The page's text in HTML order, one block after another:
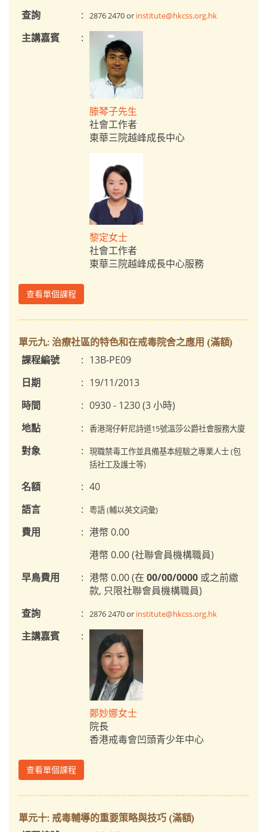
查詢
: 2876 2470 or institute@hkcss.org.hk
主講嘉賓 :
滕琴子先生
社會工作者
東華三院越峰成長中心
黎定女士
社會工作者
東華三院越峰成長中心服務
查看單個課程
單元九: 治療社區的特色和在戒毒院舍之應用 (滿額)
課程編號 : 13B-PE09
日期
: 19/11/2013
時間
: 0930 - 1230 (3 小時)
地點
: 香港灣仔軒尼詩道15號溫莎公爵社會服務大廈
對象 :
現職禁毒工作並具備基本經驗之專業人士 (包
括社工及護士等)
名額 : 40
語言
: 粵語 (輔以英文詞彙)
費用 : 港幣 0.00
港幣 0.00 (社聯會員機構職員)
早鳥費用
: 港幣 0.00 (在 00/00/0000 或之前繳
款, 只限社聯會員機構職員)
查詢
: 2876 2470 or institute@hkcss.org.hk
主講嘉賓 :
鄭妙娜女士
院長
香港戒毒會凹頭青少年中心
查看單個課程
單元十: 戒毒輔導的重要策略與技巧 (滿額)